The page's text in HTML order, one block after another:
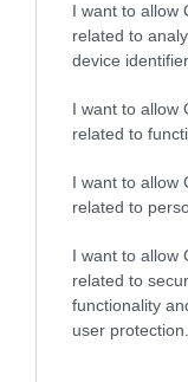
I want to allow
related to
device
I want to allow
related to
I want to allow
related to
I want to allow
related to
functionality
user protection.